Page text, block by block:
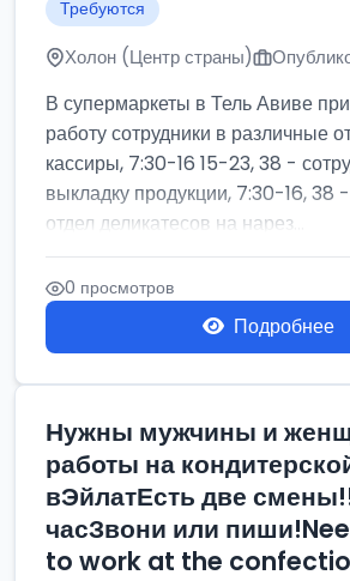
Требуются
Холон (Центр страны)
В супермаркеты в Тель Авиве
работу сотрудники в различные
кассиры, 7:30-16 15-23, 38 -
выкладку продукции, 7:30-16, 38
отдел деликатесов на нарез...
0 просмотров
Подробнее
Нужны мужчины и
работы на
вЭйлатЕсть две
часЗвони или
to work at the